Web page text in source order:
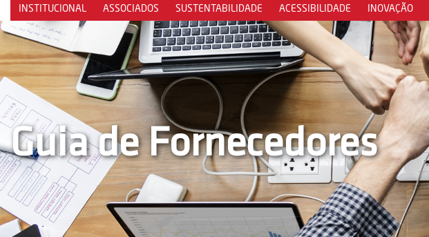
INSTITUCIONAL ASSOCIADOS SUSTENTABILIDADE ACESSIBILIDADE INOVAÇÃO
Guia de Fornecedores